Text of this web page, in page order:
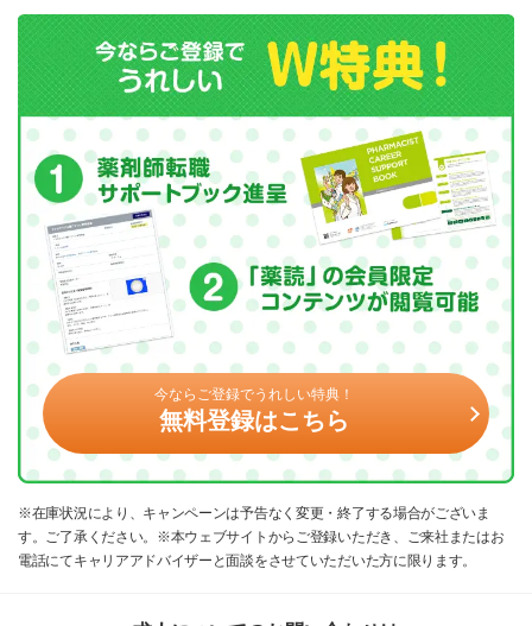
今ならご登録でうれしい特典！
無料登録はこちら
※在庫状況により、キャンペーンは予告なく変更・終了する場合がございま
す。ご了承ください。※本ウェブサイトからご登録いただき、ご来社またはお
電話にてキャリアアドバイザーと面談をさせていただいた方に限ります。